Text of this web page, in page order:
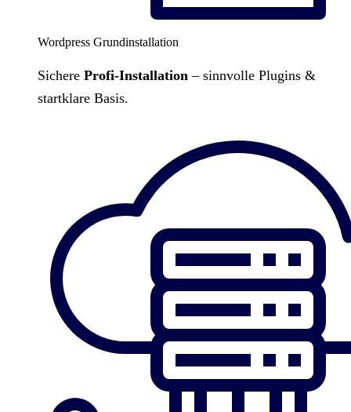
Wordpress Grundinstallation
Sichere Profi-Installation – sinnvolle Plugins &
startklare Basis.